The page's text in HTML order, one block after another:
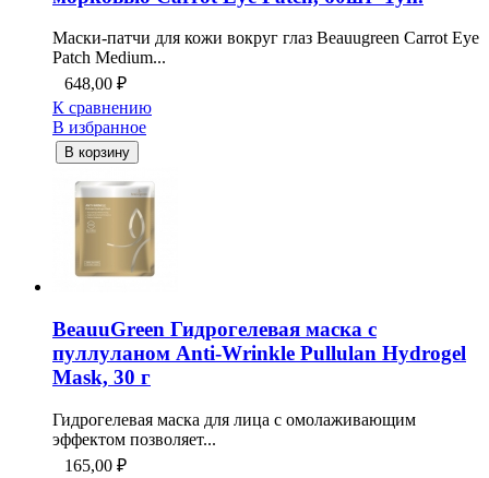
Маски-патчи для кожи вокруг глаз Beauugreen Carrot Eye
Patch Medium...
648,00 ₽
К сравнению
В избранное
В корзину
BeauuGreen Гидрогелевая маска с
пуллуланом Anti-Wrinkle Pullulan Hydrogel
Mask, 30 г
Гидрогелевая маска для лица с омолаживающим
эффектом позволяет...
165,00 ₽